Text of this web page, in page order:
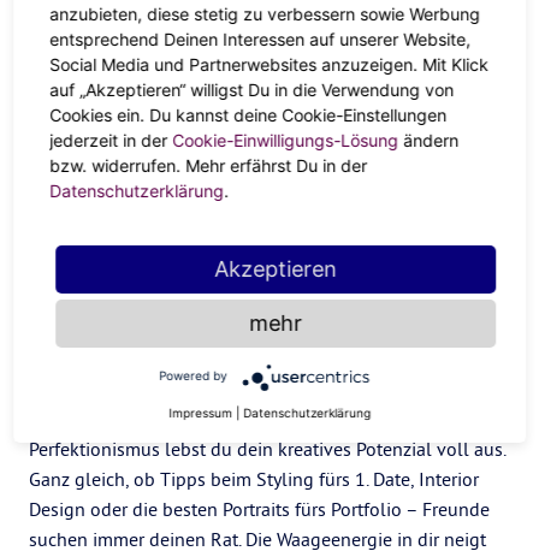
Jungfrau | Waage
Du liebst es, neue Styles auszuprobieren und entdeckst
Trends oft zuerst. Mit dem Mix aus Ästhetik und
Perfektionismus lebst du dein kreatives Potenzial voll aus.
Ganz gleich, ob Tipps beim Styling fürs 1. Date, Interior
Design oder die besten Portraits fürs Portfolio – Freunde
suchen immer deinen Rat. Die Waageenergie in dir neigt
anzubieten, diese stetig zu verbessern sowie Werbung
entsprechend Deinen Interessen auf unserer Website,
Social Media und Partnerwebsites anzuzeigen. Mit Klick
auf „Akzeptieren“ willigst Du in die Verwendung von
Cookies ein. Du kannst deine Cookie-Einstellungen
jederzeit in der Cookie-Einwilligungs-Lösung ändern
bzw. widerrufen. Mehr erfährst Du in der
Datenschutzerklärung.
Akzeptieren
mehr
Powered by
Impressum Datenschutzerklärung